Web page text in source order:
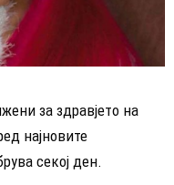
за здравјето на
најновите
секој ден.